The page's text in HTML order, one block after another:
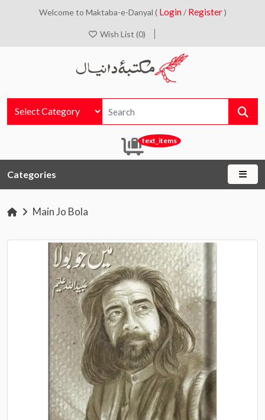
Welcome to Maktaba-e-Danyal ( Login / Register )
Wish List (0)
text_items
Categories
Main Jo Bola